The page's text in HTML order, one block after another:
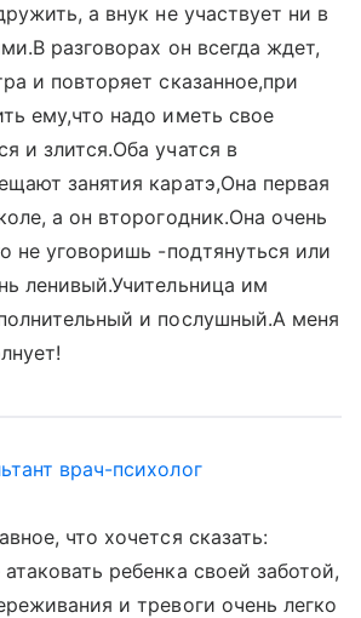
а внук не участвует ни в
разговорах он всегда ждет,
и повторяет сказанное,при
ему,что надо иметь свое
и злится.Оба учатся в
занятия каратэ,Она первая
а он второгодник.Она очень
не уговоришь -подтянуться или
ленивый.Учительница им
и послушный.А меня
врач-психолог
что хочется сказать:
ребенка своей заботой,
и тревоги очень легко